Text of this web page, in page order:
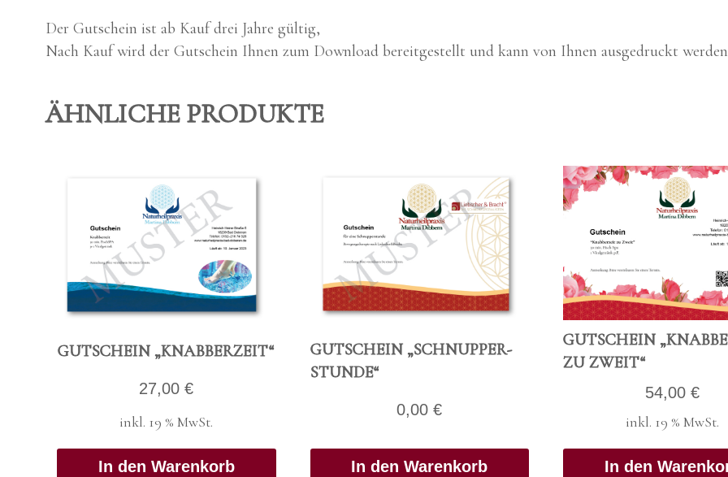
Der Gut­schein ist ab Kauf drei Jah­re gül­tig,
Nach Kauf wird der Gut­schein Ihnen zum Down­load bereit­ge­stellt und kann von Ihnen aus­ge­druckt
ÄHNLICHE PRODUKTE
GUT­SCHEIN „KNAB­BER­ZEIT“
27,00€
inkl. 19 % MwSt.
In den Warenkorb
GUT­SCHEIN „SCHNUP­PER­
STUN­DE“
0,00€
In den Warenkorb
GUT­SCHEIN
ZU ZWEIT“
54,00€
inkl. 19 % MwSt.
In den